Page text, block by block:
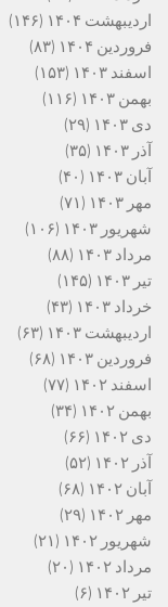
اردیبهشت ۱۴۰۴
(۱۴۶)
فروردین ۱۴۰۴
(۸۳)
اسفند ۱۴۰۳
(۱۵۳)
بهمن ۱۴۰۳
(۱۱۶)
دی ۱۴۰۳
(۲۹)
آذر ۱۴۰۳
(۳۵)
آبان ۱۴۰۳
(۴۰)
مهر ۱۴۰۳
(۷۱)
شهریور ۱۴۰۳
(۱۰۶)
مرداد ۱۴۰۳
(۸۸)
تیر ۱۴۰۳
(۱۴۵)
خرداد ۱۴۰۳
(۴۳)
اردیبهشت ۱۴۰۳
(۶۳)
فروردین ۱۴۰۳
(۶۸)
اسفند ۱۴۰۲
(۷۷)
بهمن ۱۴۰۲
(۳۴)
دی ۱۴۰۲
(۶۶)
آذر ۱۴۰۲
(۵۲)
آبان ۱۴۰۲
(۶۸)
مهر ۱۴۰۲
(۲۹)
شهریور ۱۴۰۲
(۲۱)
مرداد ۱۴۰۲
(۲۰)
تیر ۱۴۰۲
(۶)